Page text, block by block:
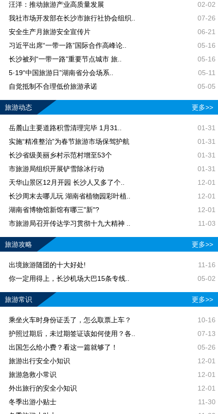
汪洋：推动旅游产业高质量发展
02-02
我社市场开发部在长沙市旅行社协会组织..
07-26
安全生产月旅游安全宣传片
06-21
习近平出席“一带一路”国际合作高峰论..
05-16
长沙被列“一带一路”重要节点城市 旅..
05-16
5·19“中国旅游日”湖南省分会场系..
05-11
自觉抵制不合理低价旅游承诺
05-05
旅游动态 更多>>
岳麓山主要道路积雪清理完毕 1月31..
01-31
实施“精准整治”为春节旅游市场保驾护航
01-31
长沙省级美丽乡村示范村增至53个
01-31
市旅游局组织开展铲雪除冰行动
01-31
天华山景区12月开园 长沙人又多了个..
12-01
长沙周末去哪儿玩 湖南省植物园彩叶植..
12-01
湖南省博物馆新馆有哪三"新"?
12-01
市旅游局召开传达学习贯彻十九大精神 ..
11-03
旅游攻略 更多>>
出境旅游随团的十大好处!
11-16
你一定用得上，长沙机场大巴15条专线..
05-02
旅游常识 更多>>
乘坐火车时身份证丢了，怎么取票上车？
10-16
护照过期后，未过期签证该如何使用？各..
07-13
出国怎么给小费？看这一篇就够了！
05-26
旅游出行安全小知识
12-01
旅游急救小常识
12-01
外出旅行的安全小知识
12-01
冬季出游小贴士
11-30